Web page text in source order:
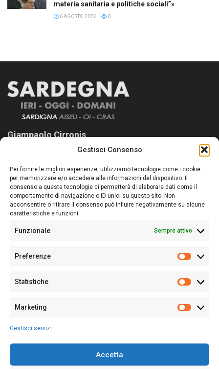
Gestisci Consenso
Per fornire le migliori esperienze, utilizziamo tecnologie come i cookie
per memorizzare e/o accedere alle informazioni del dispositivo. Il
consenso a queste tecnologie ci permetterà di elaborare dati come il
comportamento di navigazione o ID unici su questo sito. Non
acconsentire o ritirare il consenso può influire negativamente su alcune
caratteristiche e funzioni.
Funzionale Sempre attivo
Preferenze
Statistiche
Marketing
Gestisci servizi
Accetta
materia sanitaria e politiche sociali”»
6 AGOSTO 2026 0
Giampaolo Cirronis
Sardegna Ieri-Oggi-Domani nasce per informare “liberamente” i
lettori su quanto accade in Sardegna, con un occhio rivolto al
nostro passato e, soprattutto, al nostro futuro
Follow Us
Sede:Via Cristoforo Colombo 09013 Carbonia
Partita IVA02270380922
128/2020 del 10/02/2020
Per la Pubblicità: